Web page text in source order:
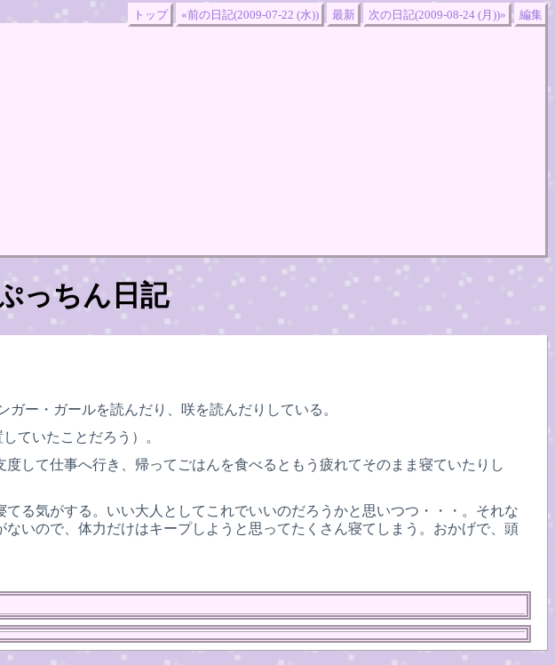
トップ «前の日記(2009-07-22 (水)) 最新 次の日記(2009-08-24 (月))» 編集
っちん日記
ー・ガールを読んだり、咲を読んだりしている。
ていたことだろう）。
して仕事へ行き、帰ってごはんを食べるともう疲れてそのまま寝ていたりし
る気がする。いい大人としてこれでいいのだろうかと思いつつ・・・。それな
いので、体力だけはキープしようと思ってたくさん寝てしまう。おかげで、頭